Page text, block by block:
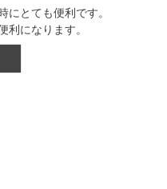
とても便利です。
利になります。